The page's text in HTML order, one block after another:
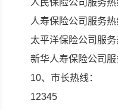
人民保险公司服务
人寿保险公司服务
太平洋保险公司服
新华人寿保险公司
10、市长热线：
12345